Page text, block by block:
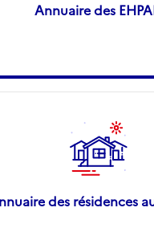
Annuaire des
des résidences